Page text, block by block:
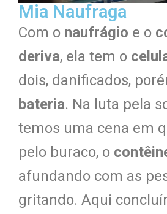
Mia Naufraga
Com o naufrágio e o
deriva, ela tem o
dois, danificados,
bateria. Na luta pela
temos uma cena em
pelo buraco, o
afundando com as
gritando. Aqui